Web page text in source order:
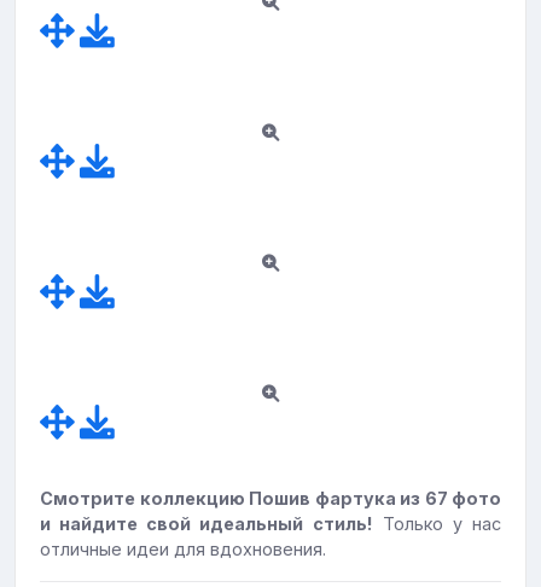
Смотрите коллекцию Пошив фартука из 67 фото
и найдите свой идеальный стиль! Только у нас
отличные идеи для вдохновения.